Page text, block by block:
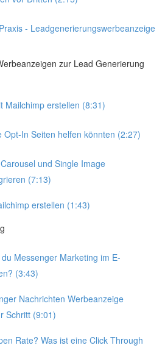
- Leadgenerierungswerbeanzeige
zur Lead Generierung
Mailchimp erstellen (8:31)
Opt-In Seiten helfen könnten (2:27)
und Single Image
(7:13)
erstellen (1:43)
Messenger Marketing im E-
(3:43)
Nachrichten Werbeanzeige
Schritt (9:01)
Rate? Was ist eine Click Through